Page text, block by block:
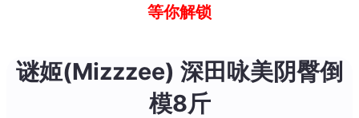
等你解锁
谜姬(Mizzzee) 深田咏美阴臀倒
模8斤